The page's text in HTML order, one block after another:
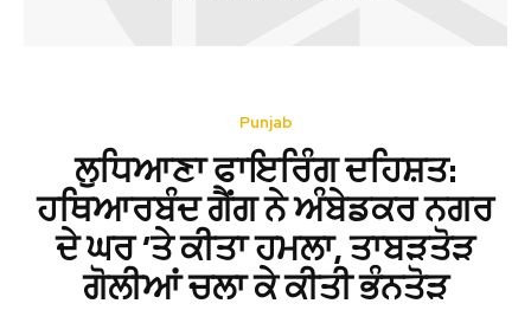
Punjab
ਲੁਧਿਆਣਾ ਫਾਇਰਿੰਗ ਦਹਿਸ਼ਤ:
ਹਥਿਆਰਬੰਦ ਗੈਂਗ ਨੇ ਅੰਬੇਡਕਰ ਨਗਰ
ਦੇ ਘਰ ‘ਤੇ ਕੀਤਾ ਹਮਲਾ, ਤਾਬੜਤੋੜ
ਗੋਲੀਆਂ ਚਲਾ ਕੇ ਕੀਤੀ ਭੰਨਤੋੜ